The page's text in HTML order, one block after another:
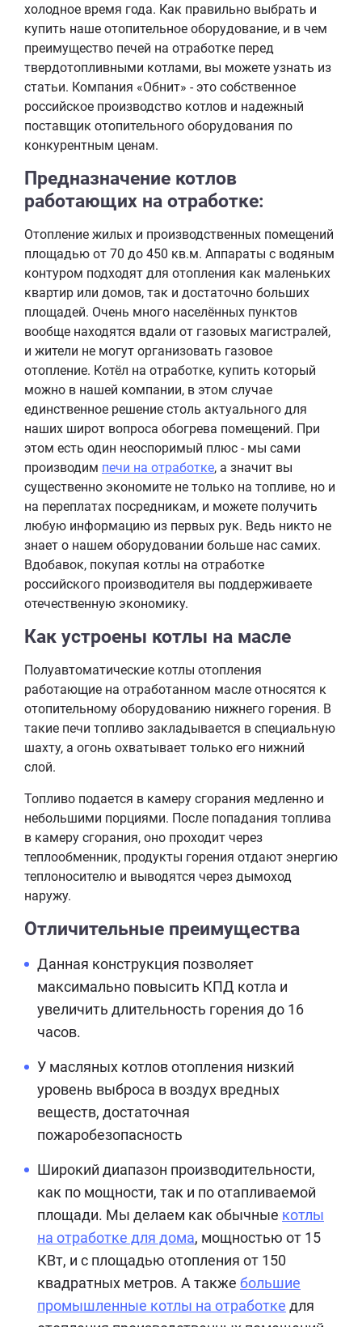
холодное время года. Как правильно выбрать и
купить наше отопительное оборудование, и в чем
преимущество печей на отработке перед
твердотопливными котлами, вы можете узнать из
статьи. Компания «Обнит» - это собственное
российское производство котлов и надежный
поставщик отопительного оборудования по
конкурентным ценам.
Предназначение котлов
работающих на отработке:
Отопление жилых и производственных помещений
площадью от 70 до 450 кв.м. Аппараты с водяным
контуром подходят для отопления как маленьких
квартир или домов, так и достаточно больших
площадей. Очень много населённых пунктов
вообще находятся вдали от газовых магистралей,
и жители не могут организовать газовое
отопление. Котёл на отработке, купить который
можно в нашей компании, в этом случае
единственное решение столь актуального для
наших широт вопроса обогрева помещений. При
этом есть один неоспоримый плюс - мы сами
производим печи на отработке, а значит вы
существенно экономите не только на топливе, но и
на переплатах посредникам, и можете получить
любую информацию из первых рук. Ведь никто не
знает о нашем оборудовании больше нас самих.
Вдобавок, покупая котлы на отработке
российского производителя вы поддерживаете
отечественную экономику.
Как устроены котлы на масле
Полуавтоматические котлы отопления
работающие на отработанном масле относятся к
отопительному оборудованию нижнего горения. В
такие печи топливо закладывается в специальную
шахту, а огонь охватывает только его нижний
слой.
Топливо подается в камеру сгорания медленно и
небольшими порциями. После попадания топлива
в камеру сгорания, оно проходит через
теплообменник, продукты горения отдают энергию
теплоносителю и выводятся через дымоход
наружу.
Отличительные преимущества
Данная конструкция позволяет
максимально повысить КПД котла и
увеличить длительность горения до 16
часов.
У масляных котлов отопления низкий
уровень выброса в воздух вредных
веществ, достаточная
пожаробезопасность
Широкий диапазон производительности,
как по мощности, так и по отапливаемой
площади. Мы делаем как обычные котлы
на отработке для дома, мощностью от 15
КВт, и с площадью отопления от 150
квадратных метров. А также большие
промышленные котлы на отработке для